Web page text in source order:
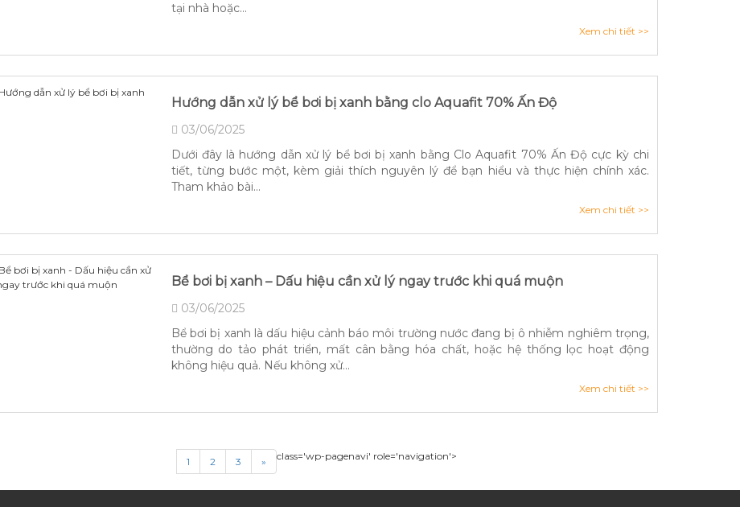
tại nhà hoặc...
Xem chi tiết >>
Hướng dẫn xử lý bể bơi bị xanh bằng clo Aquafit 70% Ấn Độ
03/06/2025
Dưới đây là hướng dẫn xử lý bể bơi bị xanh bằng Clo Aquafit 70% Ấn Độ cực kỳ chi
tiết, từng bước một, kèm giải thích nguyên lý để bạn hiểu và thực hiện chính xác.
Tham khảo bài...
Xem chi tiết >>
Bể bơi bị xanh – Dấu hiệu cần xử lý ngay trước khi quá muộn
03/06/2025
Bể bơi bị xanh là dấu hiệu cảnh báo môi trường nước đang bị ô nhiễm nghiêm trọng,
thường do tảo phát triển, mất cân bằng hóa chất, hoặc hệ thống lọc hoạt động
không hiệu quả. Nếu không xử...
Xem chi tiết >>
class='wp-pagenavi' role='navigation'>
1 2 3 »